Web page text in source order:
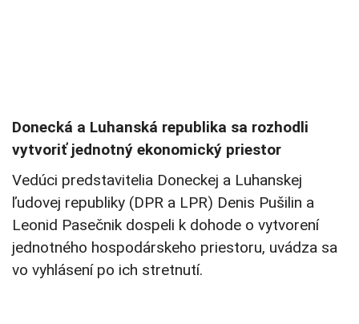
Donecká a Luhanská republika sa rozhodli
vytvoriť jednotný ekonomický priestor
Vedúci predstavitelia Doneckej a Luhanskej
ľudovej republiky (DPR a LPR) Denis Pušilin a
Leonid Pasečnik dospeli k dohode o vytvorení
jednotného hospodárskeho priestoru, uvádza sa
vo vyhlásení po ich stretnutí.